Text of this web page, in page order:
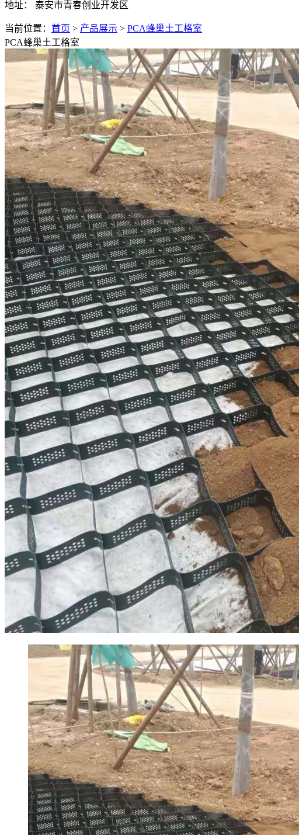
地址： 泰安市青春创业开发区
当前位置： 首页 > 产品展示 > PCA蜂巢土工格室
PCA蜂巢土工格室